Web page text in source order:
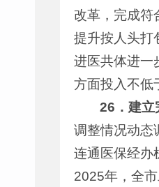
改革，完成符
提升按人头打
进医共体进一
方面投入不低
26 ．建立
调整情况动态
连通医保经办
2025年，全